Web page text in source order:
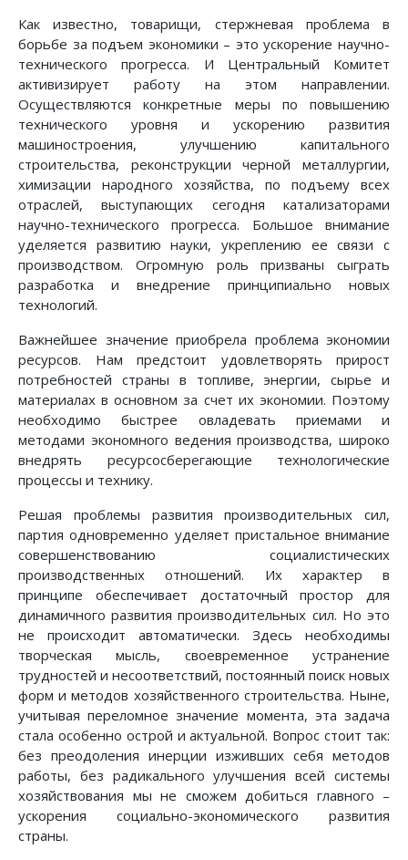
Как известно, товарищи, стержневая проблема в
борьбе за подъем экономики – это ускорение научно-
технического прогресса. И Центральный Комитет
активизирует работу на этом направлении.
Осуществляются конкретные меры по повышению
технического уровня и ускорению развития
машиностроения, улучшению капитального
строительства, реконструкции черной металлургии,
химизации народного хозяйства, по подъему всех
отраслей, выступающих сегодня катализаторами
научно-технического прогресса. Большое внимание
уделяется развитию науки, укреплению ее связи с
производством. Огромную роль призваны сыграть
разработка и внедрение принципиально новых
технологий.
Важнейшее значение приобрела проблема экономии
ресурсов. Нам предстоит удовлетворять прирост
потребностей страны в топливе, энергии, сырье и
материалах в основном за счет их экономии. Поэтому
необходимо быстрее овладевать приемами и
методами экономного ведения производства, широко
внедрять ресурсосберегающие технологические
процессы и технику.
Решая проблемы развития производительных сил,
партия одновременно уделяет пристальное внимание
совершенствованию социалистических
производственных отношений. Их характер в
принципе обеспечивает достаточный простор для
динамичного развития производительных сил. Но это
не происходит автоматически. Здесь необходимы
творческая мысль, своевременное устранение
трудностей и несоответствий, постоянный поиск новых
форм и методов хозяйственного строительства. Ныне,
учитывая переломное значение момента, эта задача
стала особенно острой и актуальной. Вопрос стоит так:
без преодоления инерции изживших себя методов
работы, без радикального улучшения всей системы
хозяйствования мы не сможем добиться главного –
ускорения социально-экономического развития
страны.